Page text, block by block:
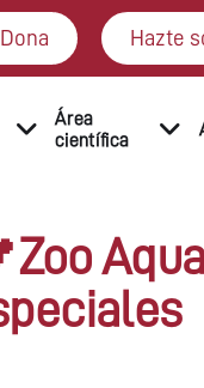
Dona Hazte
Área
científica
Zoo